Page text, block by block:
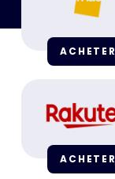
ACHETER
ACHETER